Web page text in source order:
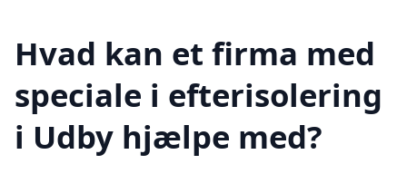
Hvad kan et firma med
speciale i efterisolering
i Udby hjælpe med?